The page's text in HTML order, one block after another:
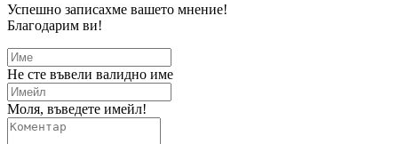
Успешно записахме вашето мнение!
Благодарим ви!
Не сте въвели валидно име
Моля, въведете имейл!